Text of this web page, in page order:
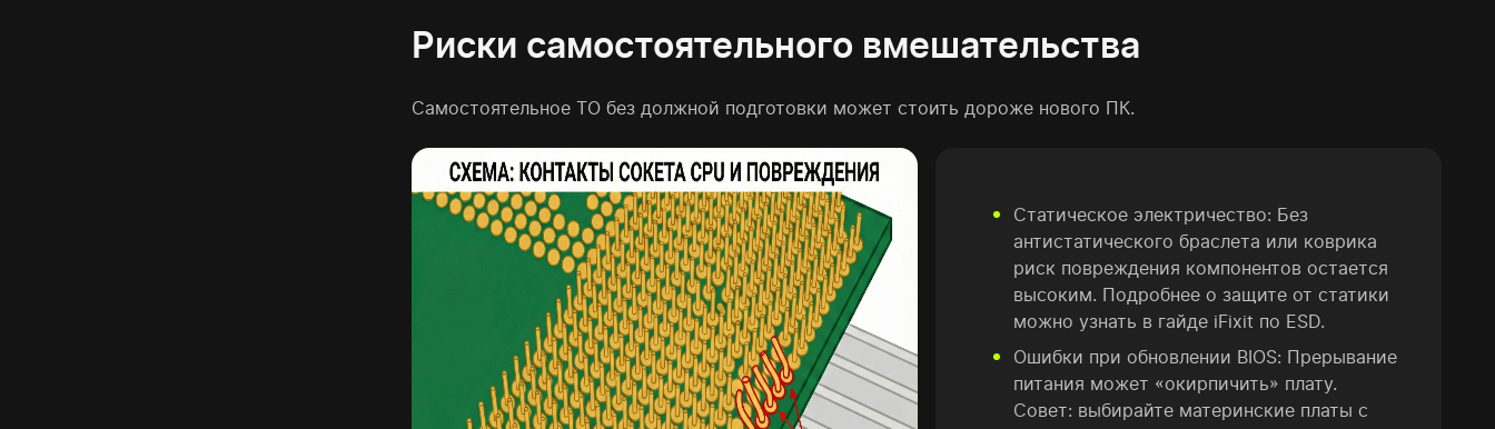
Риски самостоятельного вмешательства
Самостоятельное ТО без должной подготовки может стоить дороже нового ПК.
Статическое электричество: Без
антистатического браслета или коврика
риск повреждения компонентов остается
высоким. Подробнее о защите от статики
можно узнать в гайде iFixit по ESD.
Ошибки при обновлении BIOS: Прерывание
питания может «окирпичить» плату.
Совет: выбирайте материнские платы с